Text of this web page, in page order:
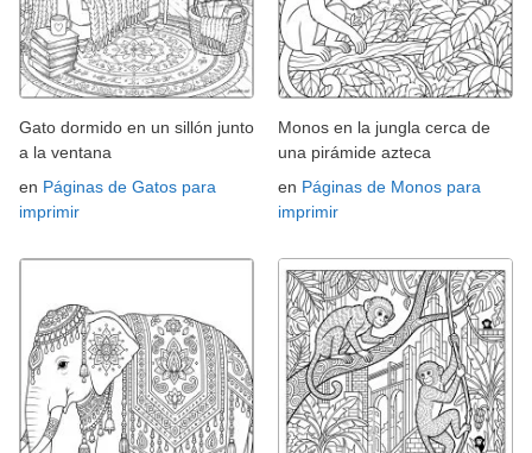
Gato dormido en un sillón junto
a la ventana
en Páginas de Gatos para
imprimir
Monos en la jungla cerca de
una pirámide azteca
en Páginas de Monos para
imprimir